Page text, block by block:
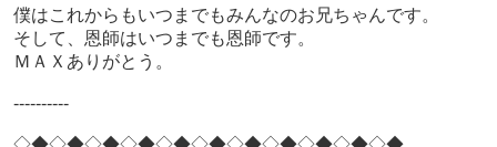
僕はこれからもいつまでもみんなのお兄ちゃんです。
そして、恩師はいつまでも恩師です。
ＭＡＸありがとう。
----------